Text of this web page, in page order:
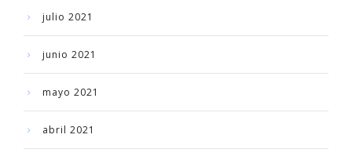
julio 2021
junio 2021
mayo 2021
abril 2021